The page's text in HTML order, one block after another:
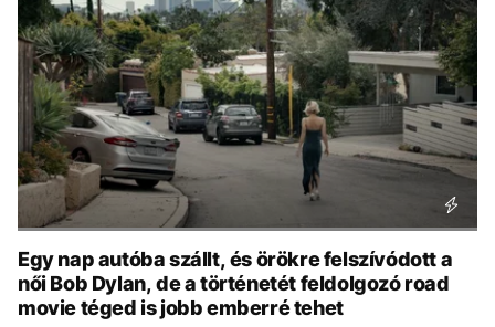
KÖZÉLET UTAZÁS
ÉLETMÓD DESIGN
BESZÉLGETÉSEK ARCOK
VIDEÓ TÖRTÉNETEK
GASZTRO
Egy nap autóba szállt, és örökre felszívódott a
női Bob Dylan, de a történetét feldolgozó road
movie téged is jobb emberré tehet